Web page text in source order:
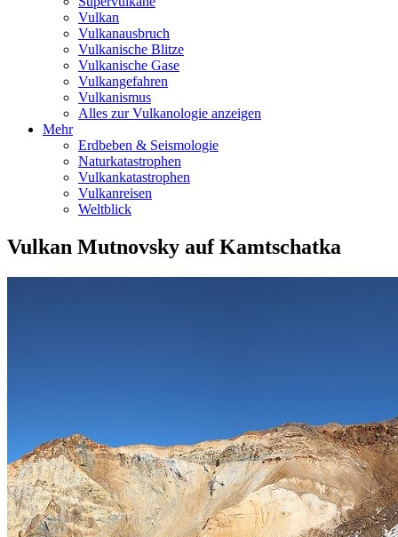
Vulkan
Vulkanausbruch
Vulkanische Blitze
Vulkanische Gase
Vulkangefahren
Vulkanismus
Alles zur Vulkanologie anzeigen
Mehr
Erdbeben & Seismologie
Naturkatastrophen
Vulkankatastrophen
Vulkanreisen
Weltblick
Vulkan Mutnovsky auf Kamtschatka